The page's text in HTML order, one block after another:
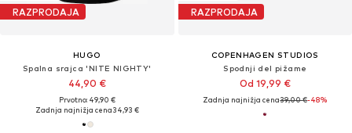
RAZPRODAJA
HUGO
Spalna srajca 'NITE NIGHTY'
44,90 €
Prvotno: 49,90 €
Zadnja najnižja cena34,93 €
RAZPRODAJA
COPENHAGEN STUDIOS
Spodnji del pižame
Od 19,99 €
Zadnja najnižja cena39,00 €-48%